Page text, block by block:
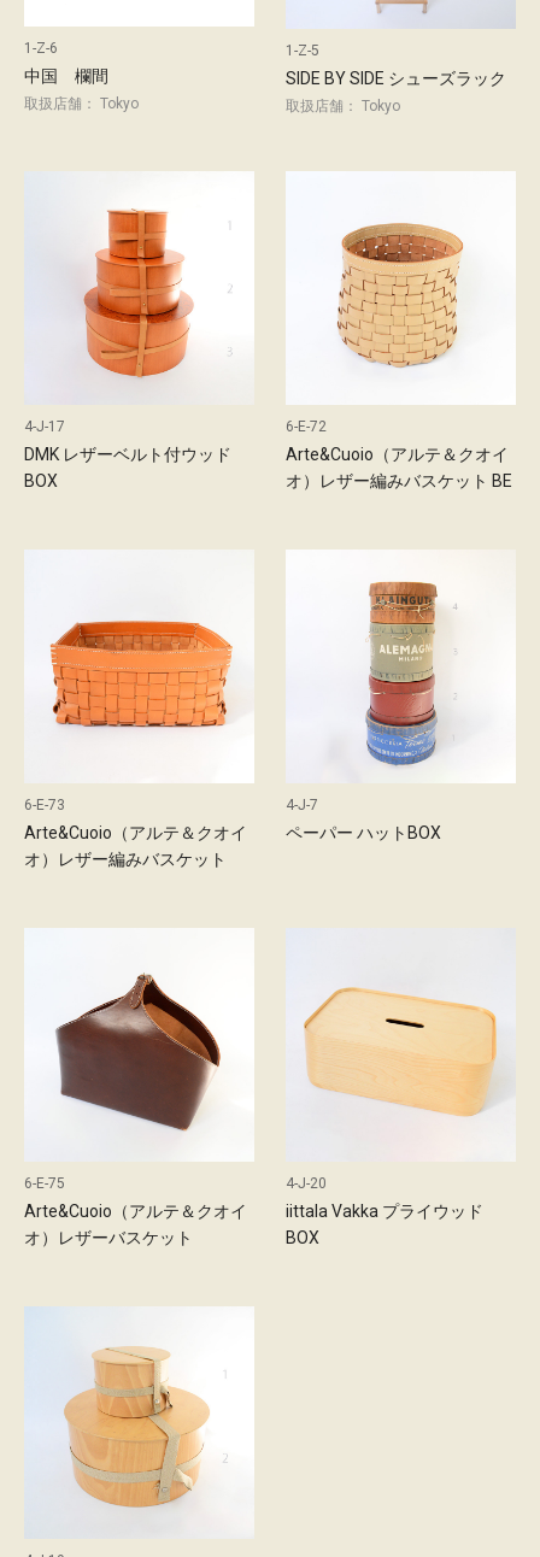
1-Z-6
中国 欄間
取扱店舗： Tokyo
1-Z-5
SIDE BY SIDE シューズラック
取扱店舗： Tokyo
4-J-17
DMK レザーベルト付ウッド
BOX
6-E-72
Arte&Cuoio（アルテ＆クオイ
オ）レザー編みバスケット BE
6-E-73
Arte&Cuoio（アルテ＆クオイ
オ）レザー編みバスケット
4-J-7
ペーパー ハットBOX
6-E-75
Arte&Cuoio（アルテ＆クオイ
オ）レザーバスケット
4-J-20
iittala Vakka プライウッド
BOX